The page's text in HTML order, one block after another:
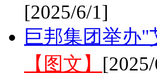
[2025/6/1]
巨邦集团举办"
【图文】